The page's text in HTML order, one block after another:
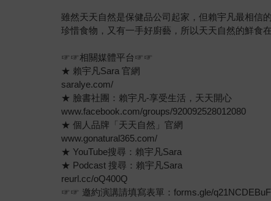
雖然天天自然是保健品公司起家，但賴宇凡最相信
珍惜食物，又有一手好廚藝，所以天天自然的鮮食
☞☞相關媒體平台☞☞
★ 賴宇凡Sara 官網
saralye.com/
★ 臉書社團：賴宇凡-享受生活，天天開心
www.facebook.com/groups/920092528012080
★ 個人品牌「天天自然」官網
www.gonatural365.com/
★ YouTube搜尋：賴宇凡Sara
★ Podcast 搜尋：賴宇凡Sara
reurl.cc/oQ400Q
☞☞ 邀約演講請填寫表單：forms.gle/